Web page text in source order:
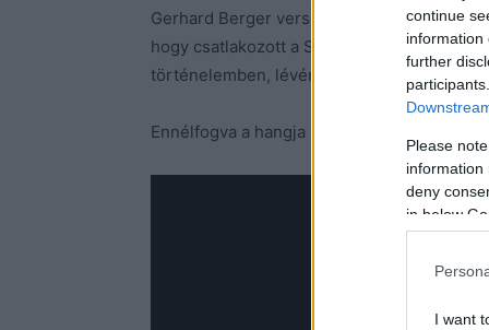
continue
information
further
Please
information
deny
in below
I want
Gerhard Berger versenyzett, és amelyet
hogy csatlakozott a Scuderiához. Nem
történelemben, lévén 1996-tól az utolsó
Ennélfogva a hangja is igencsak brutális: